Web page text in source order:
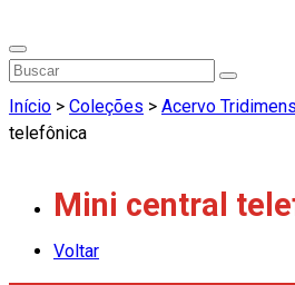
Início > Coleções > Acervo
telefônica
Mini central
Voltar